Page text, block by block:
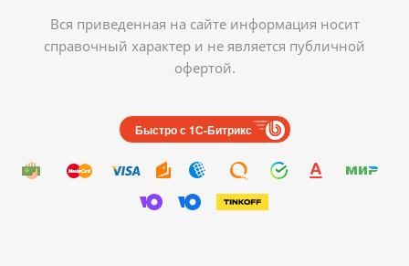
Вся приведенная на сайте информация носит
справочный характер и не является публичной
офертой.
Быстро с 1С-Битрикс